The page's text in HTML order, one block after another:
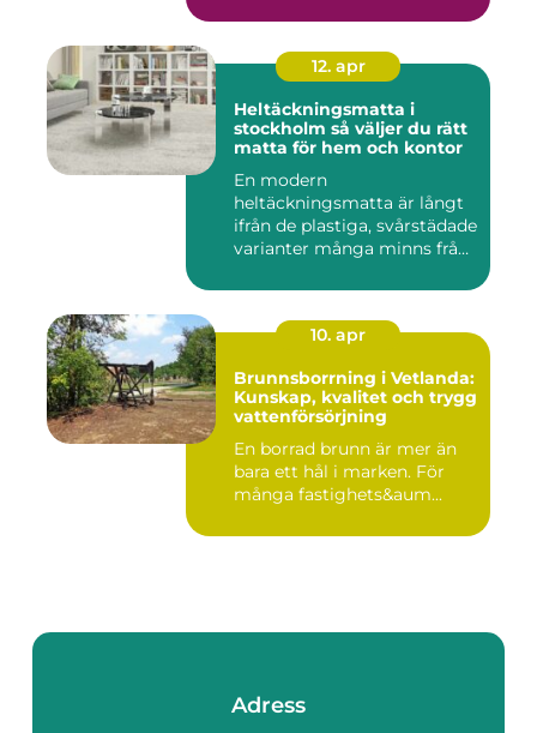
12. apr
Heltäckningsmatta i
stockholm så väljer du rätt
matta för hem och kontor
En modern
heltäckningsmatta är långt
ifrån de plastiga, svårstädade
varianter många minns från
10. apr
Brunnsborrning i Vetlanda:
Kunskap, kvalitet och trygg
vattenförsörjning
En borrad brunn är mer än
bara ett hål i marken. För
många fastighets&aum...
Adress